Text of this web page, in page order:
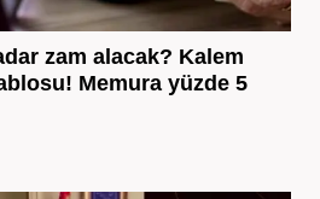
zam alacak? Kalem
Memura yüzde 5